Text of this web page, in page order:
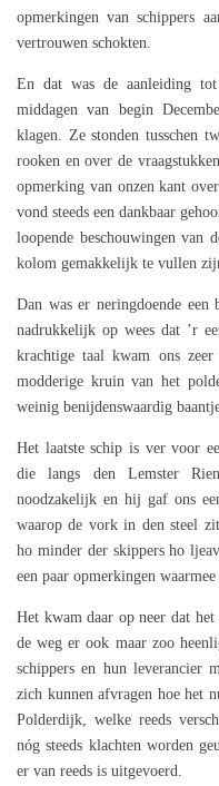
opmerkingen van schippers
vertrouwen schokten.
En dat was de aanleiding
middagen van begin
klagen. Ze stonden tusschen
rooken en over de
opmerking van onzen kant
vond steeds een dankbaar
loopende beschouwingen van
kolom gemakkelijk te vullen
Dan was er neringdoende
nadrukkelijk op wees dat ’r
krachtige taal kwam ons
modderige kruin van het
weinig benijdenswaardig
Het laatste schip is ver voor
die langs den Lemster
noodzakelijk en hij gaf ons
waarop de vork in den steel
ho minder der skippers ho
een paar opmerkingen
Het kwam daar op neer dat het
de weg er ook maar zoo
schippers en hun leverancier
zich kunnen afvragen hoe het
Polderdijk, welke reeds
nóg steeds klachten worden
er van reeds is uitgevoerd.